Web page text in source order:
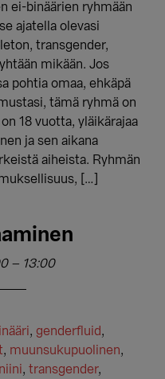
ei-binäärien ryhmään
ajatella olevasi
transgender,
mikään. Jos
pohtia omaa, ehkäpä
tämä ryhmä on
18 vuotta, yläikärajaa
ja sen aikana
aiheista. Ryhmän
[…]
– 13:00
, genderfluid,
, muunsukupuolinen,
,transgender,